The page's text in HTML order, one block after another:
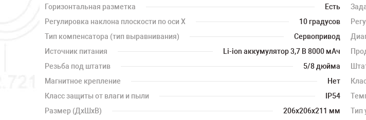
Горизонтальная разметка
Есть
Регулировка наклона плоскости по оси X
10 градусов
Тип компенсатора (тип выравнивания)
Сервопривод
Источник питания
Li-ion аккумулятор 3,7 В 8000 мАч
Резьба под штатив
5/8 дюйма
Магнитное крепление
Нет
Класс защиты от влаги и пыли
IP54
Размер (ДхШхВ)
206х206х211 мм Тип